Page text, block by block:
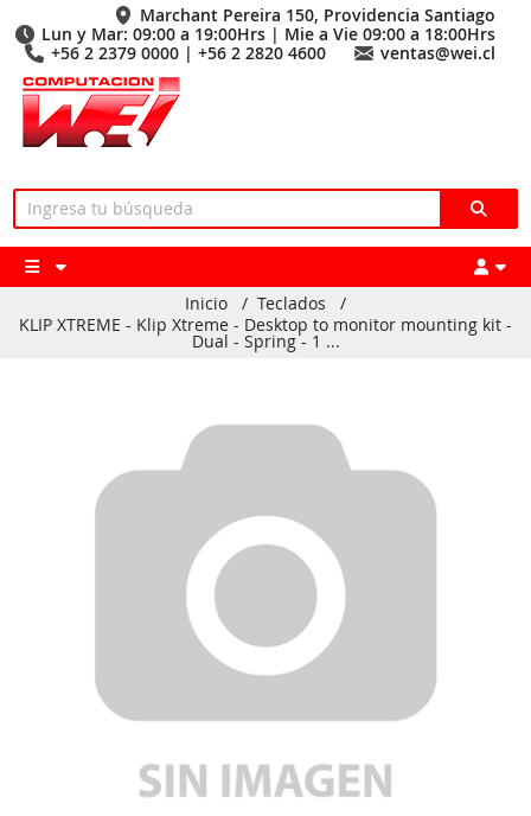
Marchant Pereira 150, Providencia Santiago
Lun y Mar: 09:00 a 19:00Hrs | Mie a Vie 09:00 a 18:00Hrs
+56 2 2379 0000 | +56 2 2820 4600
ventas@wei.cl
Inicio / Teclados
/
KLIP XTREME - Klip Xtreme - Desktop to monitor mounting kit -
Dual - Spring - 1 ...